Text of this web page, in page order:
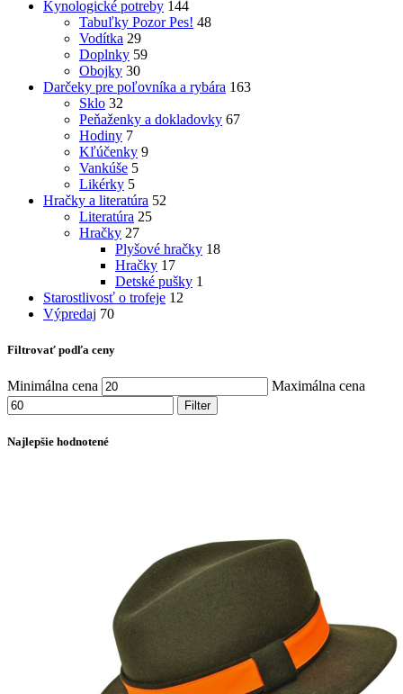
Kynologické potreby 144
Tabuľky Pozor Pes! 48
Vodítka 29
Doplnky 59
Obojky 30
Darčeky pre poľovníka a rybára 163
Sklo 32
Peňaženky a dokladovky 67
Hodiny 7
Kľúčenky 9
Vankúše 5
Likérky 5
Hračky a literatúra 52
Literatúra 25
Hračky 27
Plyšové hračky 18
Hračky 17
Detské pušky 1
Starostlivosť o trofeje 12
Výpredaj 70
Filtrovať podľa ceny
Minimálna cena Maximálna cena
Filter
Najlepšie hodnotené